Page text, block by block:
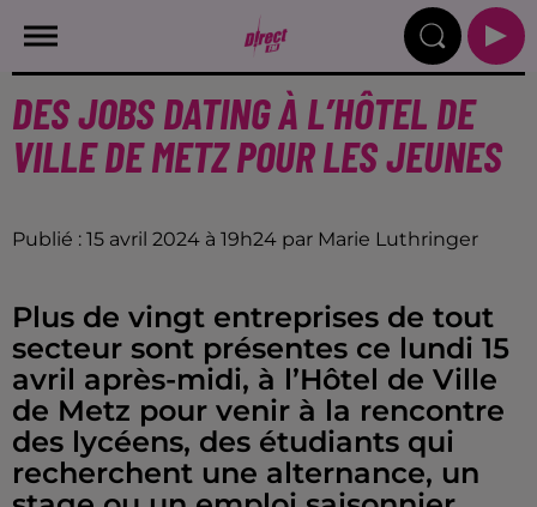
DES JOBS DATING À L’HÔTEL DE
VILLE DE METZ POUR LES JEUNES
Publié : 15 avril 2024 à 19h24 par Marie Luthringer
Plus de vingt entreprises de tout
secteur sont présentes ce lundi 15
avril après-midi, à l’Hôtel de Ville
de Metz pour venir à la rencontre
des lycéens, des étudiants qui
recherchent une alternance, un